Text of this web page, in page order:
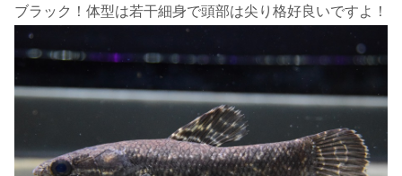
ブラック！体型は若干細身で頭部は尖り格好良いですよ！